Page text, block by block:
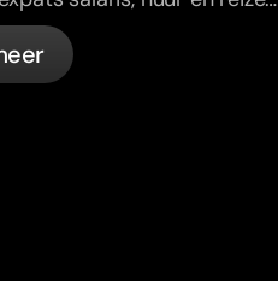
vijf apps.